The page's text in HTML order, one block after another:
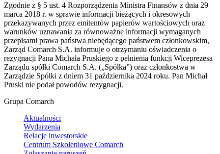
Zgodnie z § 5 ust. 4 Rozporządzenia Ministra Finansów z dnia 29
marca 2018 r. w sprawie informacji bieżących i okresowych
przekazywanych przez emitentów papierów wartościowych oraz
warunków uznawania za równoważne informacji wymaganych
przepisami prawa państwa niebędącego państwem członkowskim,
Zarząd Comarch S.A. informuje o otrzymaniu oświadczenia o
rezygnacji Pana Michała Pruskiego z pełnienia funkcji Wiceprezesa
Zarządu spółki Comarch S.A. („Spółka”) oraz członkostwa w
Zarządzie Spółki z dniem 31 października 2024 roku. Pan Michał
Pruski nie podał powodów rezygnacji.
Grupa Comarch
Aktualności
Wydarzenia
Relacje inwestorskie
Centrum Szkoleniowe Comarch